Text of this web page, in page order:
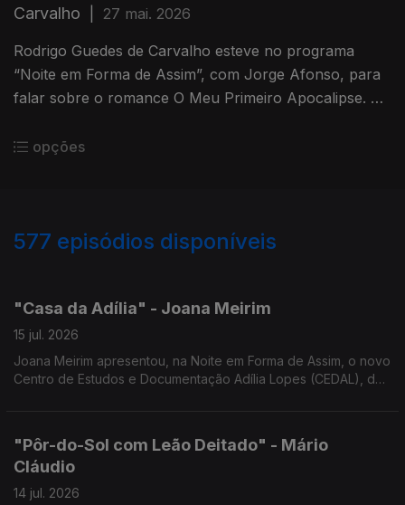
Carvalho
27 mai. 2026
Rodrigo Guedes de Carvalho esteve no programa
“Noite em Forma de Assim”, com Jorge Afonso, para
falar sobre o romance O Meu Primeiro Apocalipse. O
2026.opções
577 episódios disponíveis
"Casa da Adília" - Joana Meirim
15 jul. 2026
Joana Meirim apresentou, na Noite em Forma de Assim, o novo
Centro de Estudos e Documentação Adília Lopes (CEDAL), da
"Pôr-do-Sol com Leão Deitado" - Mário
Cláudio
14 jul. 2026